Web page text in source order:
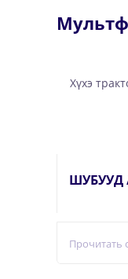
Хүхэ
ШУБУУД
Прочитать